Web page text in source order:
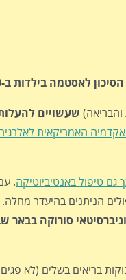
לאסטמה בילדות ב-30 אחוז
והבריאה) שעשויים
גם טיפול באנטיביוטיקה.
הניתנים בהיעדר
סורוקה בבאר
בריאים בשלים (לא